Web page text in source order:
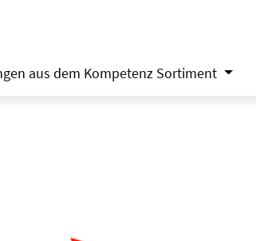
aus dem Kompetenz Sortiment